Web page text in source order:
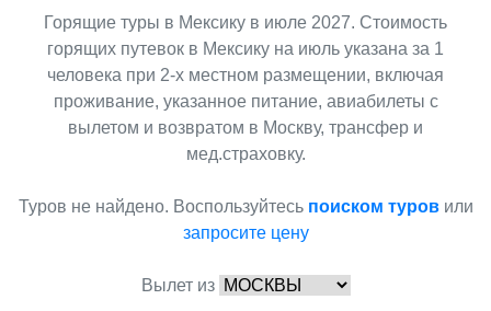
Горящие туры в Мексику в июле 2027. Стоимость
горящих путевок в Мексику на июль указана за 1
человека при 2-х местном размещении, включая
проживание, указанное питание, авиабилеты с
вылетом и возвратом в Москву, трансфер и
мед.страховку.
Туров не найдено. Воспользуйтесь поиском туровили
запросите цену
Вылет из